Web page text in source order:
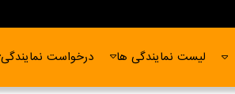
لیست نمایندگی ها درخواست نمایندگی